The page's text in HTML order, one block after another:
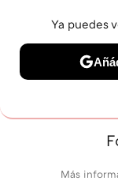
BELLEZA
Más
Ya puedes